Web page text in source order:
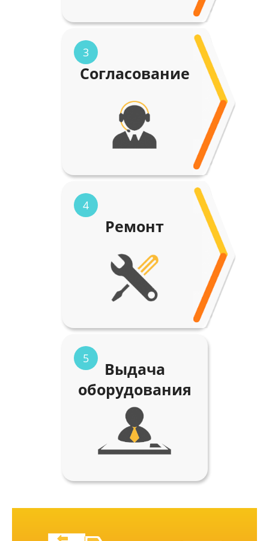
3
Согласование
4
Ремонт
5
Выдача
оборудования